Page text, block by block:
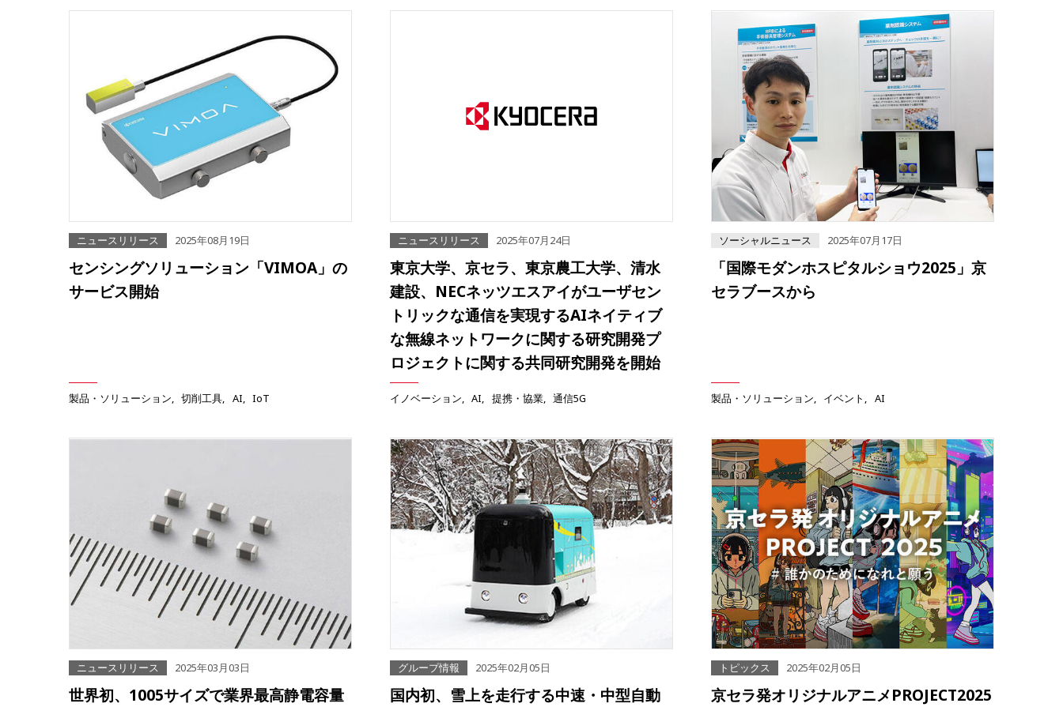
ニュースリリース 2025年08月19日
センシングソリューション「VIMOA」の
サービス開始
製品・ソリューション 切削工具 AI IoT
ニュースリリース 2025年07月24日
東京大学、京セラ、東京農工大学、清水
建設、NECネッツエスアイがユーザセン
トリックな通信を実現するAIネイティブ
な無線ネットワークに関する研究開発プ
ロジェクトに関する共同研究開発を開始
イノベーション AI 提携・協業 通信5G
ソーシャルニュース 2025年07月17日
「国際モダンホスピタルショウ2025」京
セラブースから
製品・ソリューション イベント AI
ニュースリリース 2025年03月03日
世界初、1005サイズで業界最高静電容量
グループ情報 2025年02月05日
国内初、雪上を走行する中速・中型自動
トピックス 2025年02月05日
京セラ発オリジナルアニメPROJECT2025